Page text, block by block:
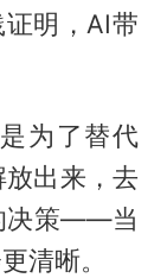
证明，AI带
为了替代
出来，去
决策——当
清晰。